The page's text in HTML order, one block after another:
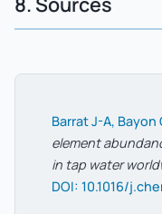
Barrat J-A, Bayon
element
in tap water
DOI: 10.1016/